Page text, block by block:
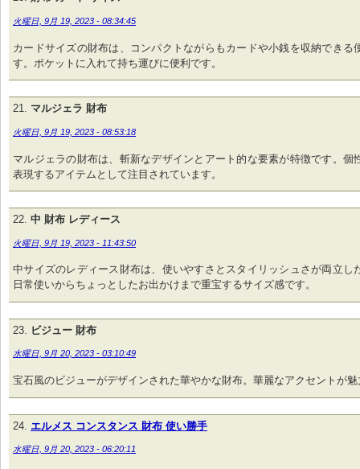
火曜日, 9月 19, 2023 - 08:34:45
カードサイズの財布は、コンパクトながらもカードや小銭を収納できる
す。ポケットに入れて持ち運びに便利です。
マルジェラ 財布
火曜日, 9月 19, 2023 - 08:53:18
マルジェラの財布は、斬新なデザインとアート的な要素が特徴です。個
表現するアイテムとして注目されています。
中 財布 レディース
火曜日, 9月 19, 2023 - 11:43:50
中サイズのレディース財布は、使いやすさとスタイリッシュさが両立し
日常使いからちょっとしたお出かけまで重宝するサイズ感です。
ビジュー 財布
水曜日, 9月 20, 2023 - 03:10:49
宝石風のビジューがデザインされた華やかな財布。華麗なアクセントが
エルメス コンスタンス 財布 使い勝手
水曜日, 9月 20, 2023 - 06:20:11